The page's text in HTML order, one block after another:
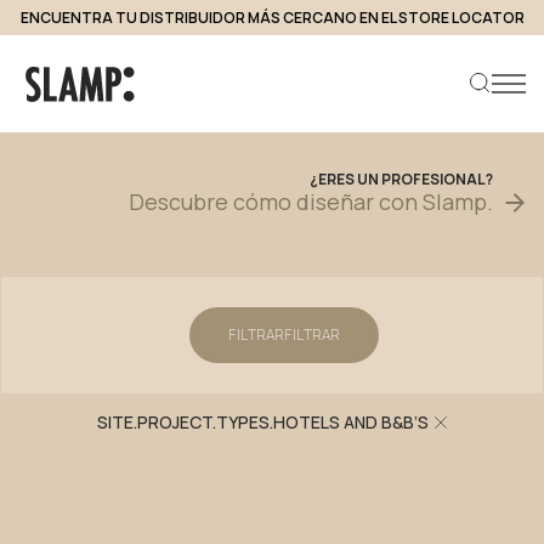
ENCUENTRA TU DISTRIBUIDOR MÁS CERCANO EN EL STORE LOCATOR
Proyectos
¿ERESUN PROFESIONAL?
Descubre cómo diseñar con Slamp.
FILTRARFILTRAR
SITE.PROJECT.TYPES.HOTELS AND B&B’S